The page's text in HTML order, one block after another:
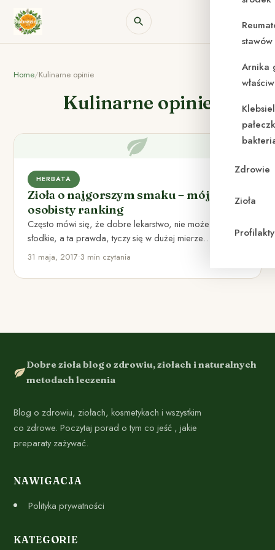
Arnika
Zdrowie
Zioła
Home/Kulinarne opinie
Kulinarne opinie
HERBATA
Zioła o najgorszym smaku – mój
osobisty ranking
Często mówi się, że dobre lekarstwo, nie może być
słodkie, a ta prawda, tyczy się w dużej mierze…
31 maja, 2017•3 min czytania
Dobre zioła blog o zdrowiu, ziołach i naturalnych
metodach leczenia
Blog o zdrowiu, ziołach, kosmetykach i wszystkim
co zdrowe. Poczytaj porad o tym co jeść , jakie
preparaty zażywać.
NAWIGACJA
Polityka prywatności
KATEGORIE